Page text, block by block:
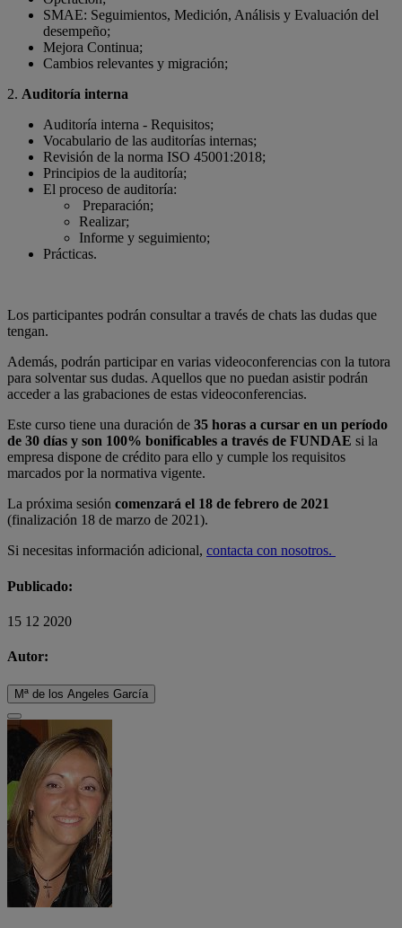
SMAE: Seguimientos, Medición, Análisis y Evaluación del
desempeño;
Mejora Continua;
Cambios relevantes y migración;
2. Auditoría interna
Auditoría interna - Requisitos;
Vocabulario de las auditorías internas;
Revisión de la norma ISO 45001:2018;
Principios de la auditoría;
El proceso de auditoría:
Preparación;
Realizar;
Informe y seguimiento;
Prácticas.
Los participantes podrán consultar a través de chats las dudas que
tengan.
Además, podrán participar en varias videoconferencias con la tutora
para solventar sus dudas. Aquellos que no puedan asistir podrán
acceder a las grabaciones de estas videoconferencias.
Este curso tiene una duración de 35 horas a cursar en un período
de 30 días y son 100% bonificables a través de FUNDAE si la
empresa dispone de crédito para ello y cumple los requisitos
marcados por la normativa vigente.
La próxima sesión comenzará el 18 de febrero de 2021
(finalización 18 de marzo de 2021).
Si necesitas información adicional, contacta con nosotros.
Publicado:
15 12 2020
Autor:
Mª de los Angeles García